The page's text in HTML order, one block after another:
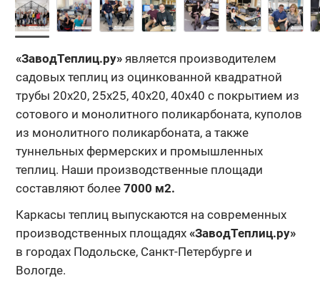
«ЗаводТеплиц.ру»является производителем
садовых теплиц из оцинкованной квадратной
трубы 20x20, 25x25, 40x20, 40х40 с покрытием из
сотового и монолитного поликарбоната, куполов
из монолитного поликарбоната, а также
туннельных фермерских и промышленных
теплиц. Наши производственные площади
составляют более 7000 м2.
Каркасы теплиц выпускаются на современных
производственных площадях «ЗаводТеплиц.ру»
в городах Подольске, Санкт-Петербурге и
Вологде.